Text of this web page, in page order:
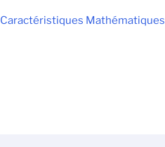
Caractéristiques Mathématiques